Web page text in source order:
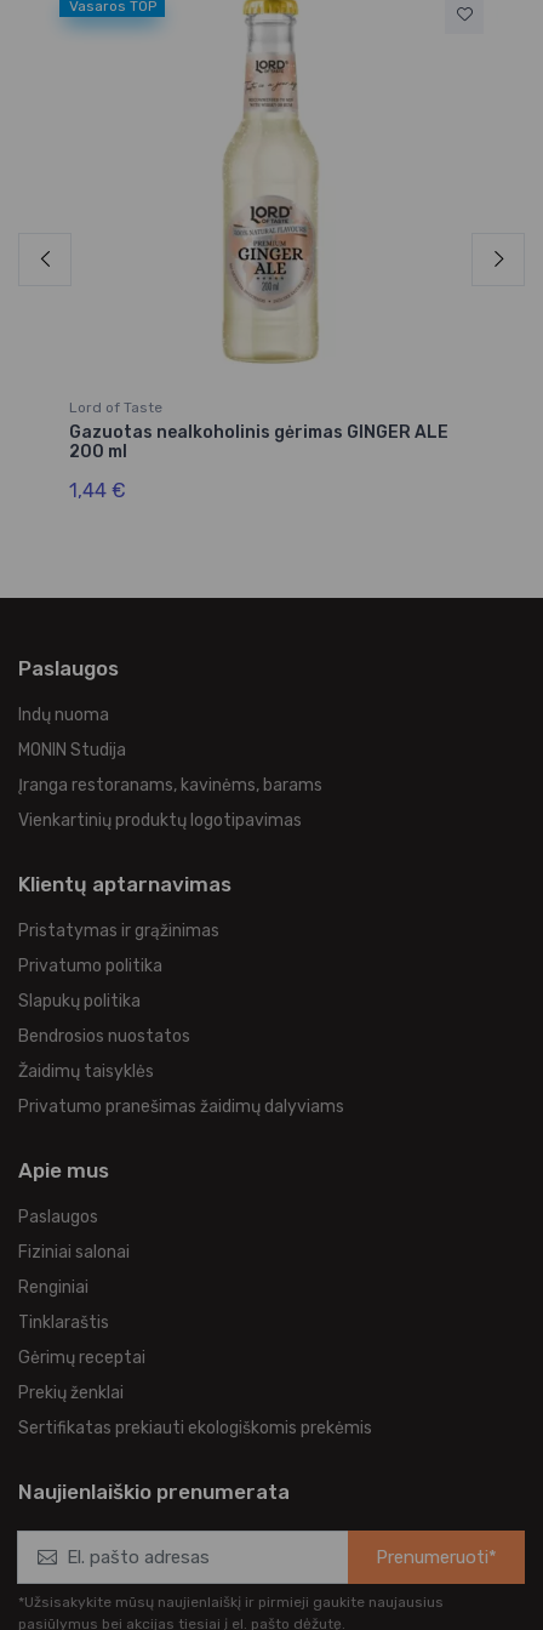
Vasaros TOP
Lord of Taste
Gazuotas nealkoholinis gėrimas GINGER ALE
200 ml
1,44 €
Paslaugos
Indų nuoma
MONIN Studija
Įranga restoranams, kavinėms, barams
Vienkartinių produktų logotipavimas
Klientų aptarnavimas
Pristatymas ir grąžinimas
Privatumo politika
Slapukų politika
Bendrosios nuostatos
Žaidimų taisyklės
Privatumo pranešimas žaidimų dalyviams
Apie mus
Paslaugos
Fiziniai salonai
Renginiai
Tinklaraštis
Gėrimų receptai
Prekių ženklai
Sertifikatas prekiauti ekologiškomis prekėmis
Naujienlaiškio prenumerata
Prenumeruoti*
*Užsisakykite mūsų naujienlaiškį ir pirmieji gaukite naujausius
pasiūlymus bei akcijas tiesiai į el. pašto dėžutę.